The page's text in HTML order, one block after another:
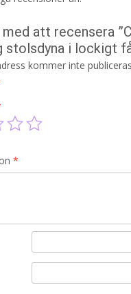
att recensera
stolsdyna i lockigt
kommer inte
*